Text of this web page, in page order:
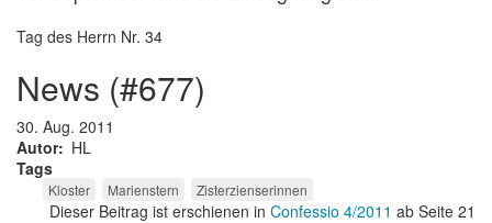
Tag des Herrn Nr. 34
news (#677)
30. Aug. 2011
Autor
HL
Tags
Kloster Marienstern Zisterzienserinnen
Dieser Beitrag ist erschienen in Confessio 4/2011 ab Seite 21